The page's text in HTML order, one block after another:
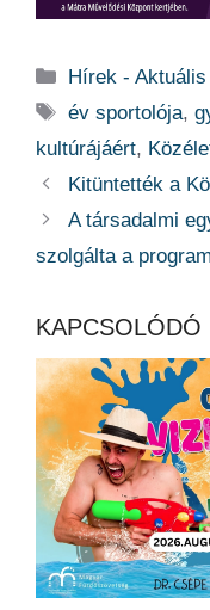
Kategória
Hírek - Aktuális
Címkék
év sportolója,
kultúrájáért,
Kitüntették a
A társadalmi
szolgálta a program
KAPCSOLÓDÓ